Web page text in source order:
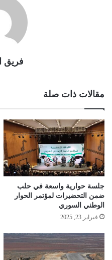
فريق
مقالات ذات صلة
جلسة حوارية واسعة في حلب
ضمن التحضيرات لمؤتمر الحوار
الوطني السوري
فبراير 23, 2025